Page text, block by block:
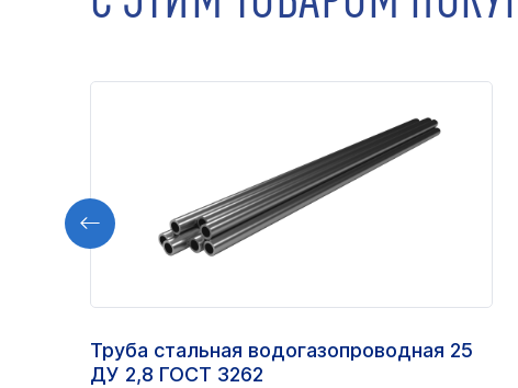
Труба стальная водогазопроводная 25
ДУ 2,8 ГОСТ 3262